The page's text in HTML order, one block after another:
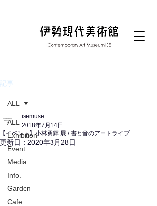
記事
ALL
Exhibition
Event
Media
Info.
Garden
Cafe
ALL
【イベント】小林勇輝 展 / 書と音のアートライブ
isemuse
2018年7月14日
更新日： 2020年3月28日